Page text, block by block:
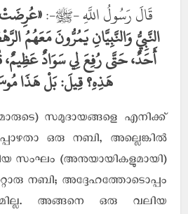
قَالَ رَسُولُ اللَّهِ -ﷺ-:«عُرِضَتْ
النَّبِيُّ وَالنَّبِيَّانِ يَمُرُّونَ مَعَهُمُ
أَحَدٌ، حَتَّى رُفِعَ لِي سَوَادٌ
هَذِهِ؟ قِيلَ: بَلْ هَذَا
സമുദായങ്ങളെ എനിക്ക്
ഒരു നബി, അല്ലെങ്കില്‍
സംഘം (അനുയായികളുമായി)
നബി; അദ്ദേഹത്തോടൊപ്പം
അങ്ങനെ ഒരു വലിയ